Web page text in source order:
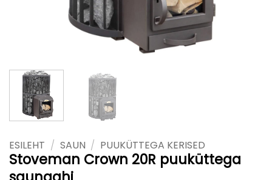
ESILEHT / SAUN / PUUKÜTTEGA KERISED
Stoveman Crown 20R puuküttega